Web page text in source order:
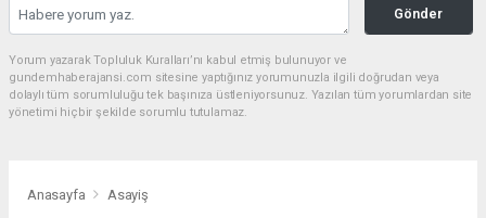
Gönder
Yorum yazarak Topluluk Kuralları’nı kabul etmiş bulunuyor ve
gundemhaberajansi.com sitesine yaptığınız yorumunuzla ilgili doğrudan veya
dolaylı tüm sorumluluğu tek başınıza üstleniyorsunuz. Yazılan tüm yorumlardan site
yönetimi hiçbir şekilde sorumlu tutulamaz.
Anasayfa Asayiş